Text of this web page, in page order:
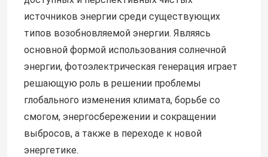
источников энергии среди существующих
типов возобновляемой энергии. Являясь
основной формой использования солнечной
энергии, фотоэлектрическая генерация играет
решающую роль в решении проблемы
глобального изменения климата, борьбе со
смогом, энергосбережении и сокращении
выбросов, а также в переходе к новой
энергетике.